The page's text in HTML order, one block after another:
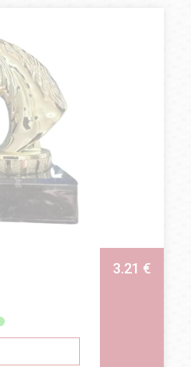
3.21 €